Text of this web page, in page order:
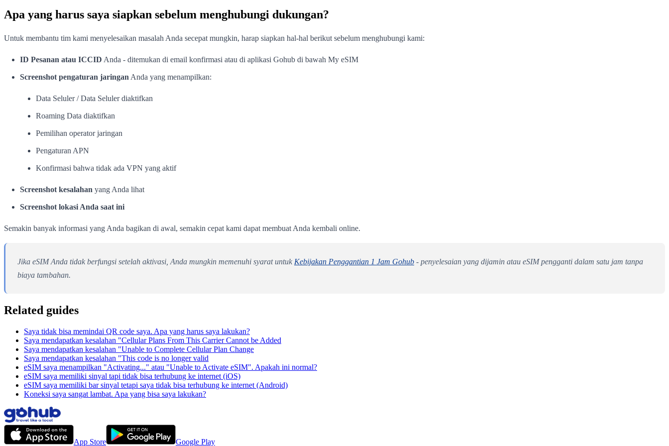
Apa yang harus saya siapkan sebelum menghubungi dukungan?
Untuk membantu tim kami menyelesaikan masalah Anda secepat mungkin, harap siapkan hal-hal berikut sebelum menghubungi kami:
ID Pesanan atau ICCID Anda - ditemukan di email konfirmasi atau di aplikasi Gohub di bawah My eSIM
Screenshot pengaturan jaringan Anda yang menampilkan:
Data Seluler / Data Seluler diaktifkan
Roaming Data diaktifkan
Pemilihan operator jaringan
Pengaturan APN
Konfirmasi bahwa tidak ada VPN yang aktif
Screenshot kesalahan yang Anda lihat
Screenshot lokasi Anda saat ini
Semakin banyak informasi yang Anda bagikan di awal, semakin cepat kami dapat membuat Anda kembali online.
Jika eSIM Anda tidak berfungsi setelah aktivasi, Anda mungkin memenuhi syarat untuk Kebijakan Penggantian 1 Jam Gohub - penyelesaian yang dijamin atau eSIM pengganti dalam satu jam tanpa
biaya tambahan.
Related guides
Saya tidak bisa memindai QR code saya. Apa yang harus saya lakukan?
Saya mendapatkan kesalahan "Cellular Plans From This Carrier Cannot be Added
Saya mendapatkan kesalahan "Unable to Complete Cellular Plan Change
Saya mendapatkan kesalahan "This code is no longer valid
eSIM saya menampilkan "Activating..." atau "Unable to Activate eSIM". Apakah ini normal?
eSIM saya memiliki sinyal tapi tidak bisa terhubung ke internet (iOS)
eSIM saya memiliki bar sinyal tetapi saya tidak bisa terhubung ke internet (Android)
Koneksi saya sangat lambat. Apa yang bisa saya lakukan?
App Store Google Play